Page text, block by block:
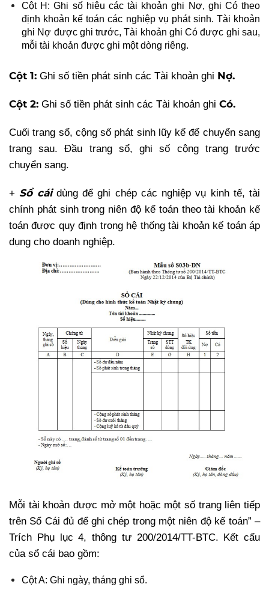
Cột H: Ghi số hiệu các tài khoản ghi Nợ, ghi Có theo
định khoản kế toán các nghiệp vụ phát sinh. Tài khoản
ghi Nợ được ghi trước, Tài khoản ghi Có được ghi sau,
mỗi tài khoản được ghi một dòng riêng.
Cột 1: Ghi số tiền phát sinh các Tài khoản ghi Nợ.
Cột 2: Ghi số tiền phát sinh các Tài khoản ghi Có.
Cuối trang sổ, cộng số phát sinh lũy kế để chuyển sang
trang sau. Đầu trang sổ, ghi số cộng trang trước
chuyển sang.
+ Sổ cáidùng để ghi chép các nghiệp vụ kinh tế, tài
chính phát sinh trong niên độ kế toán theo tài khoản kế
toán được quy định trong hệ thống tài khoản kế toán áp
dụng cho doanh nghiệp.
Mỗi tài khoản được mở một hoặc một số trang liên tiếp
trên Sổ Cái đủ để ghi chép trong một niên độ kế toán” –
Trích Phụ lục 4, thông tư 200/2014/TT-BTC. Kết cấu
của sổ cái bao gồm:
Cột A: Ghi ngày, tháng ghi sổ.